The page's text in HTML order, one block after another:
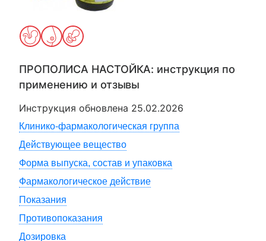
ПРОПОЛИСА НАСТОЙКА: инструкция по
применению и отзывы
Инструкция обновлена 25.02.2026
Клинико-фармакологическая группа
Действующее вещество
Форма выпуска, состав и упаковка
Фармакологическое действие
Показания
Противопоказания
Дозировка